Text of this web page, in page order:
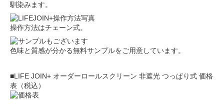
馴染みます。
操作方法はチェーン式。
色味と質感が分かる無料サンプルをご用意しています。
■LIFE JOIN+ オーダーロールスクリーン 非遮光 つっぱり式 価格
表（税込）